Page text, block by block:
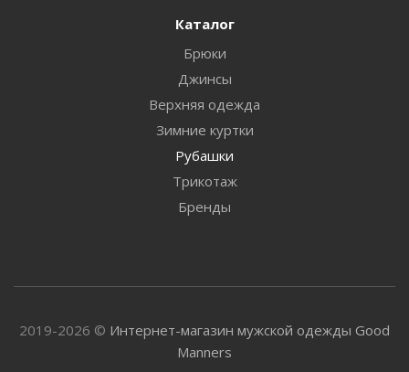
Каталог
Брюки
Джинсы
Верхняя одежда
Зимние куртки
Рубашки
Трикотаж
Бренды
2019-2026 © Интернет-магазин мужской одежды Good
Manners